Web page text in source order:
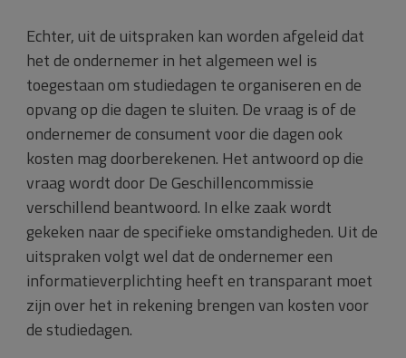
Echter, uit de uitspraken kan worden afgeleid dat
het de ondernemer in het algemeen wel is
toegestaan om studiedagen te organiseren en de
opvang op die dagen te sluiten. De vraag is of de
ondernemer de consument voor die dagen ook
kosten mag doorberekenen. Het antwoord op die
vraag wordt door De Geschillencommissie
verschillend beantwoord. In elke zaak wordt
gekeken naar de specifieke omstandigheden. Uit de
uitspraken volgt wel dat de ondernemer een
informatieverplichting heeft en transparant moet
zijn over het in rekening brengen van kosten voor
de studiedagen.